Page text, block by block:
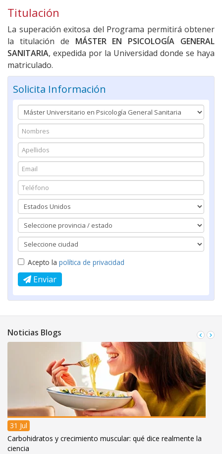
Titulación
La superación exitosa del Programa permitirá obtener
la titulación de MÁSTER EN PSICOLOGÍA GENERAL
SANITARIA, expedida por la Universidad donde se haya
matriculado.
Solicita Información
Acepto la política de privacidad
Enviar
Noticias Blogs
31 Jul
Carbohidratos y crecimiento muscular: qué dice realmente la
ciencia